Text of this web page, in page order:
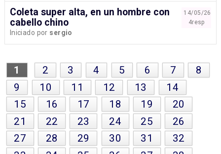
14/05/26
4resp
Coleta super alta, en un hombre con
cabello chino
Iniciado por sergio
1 2 3 4 5 6 7
8
9
10 11 12 13
14
15
16 17 18 19
20
21
22 23 24 25
26
27
28 29 30 31
32